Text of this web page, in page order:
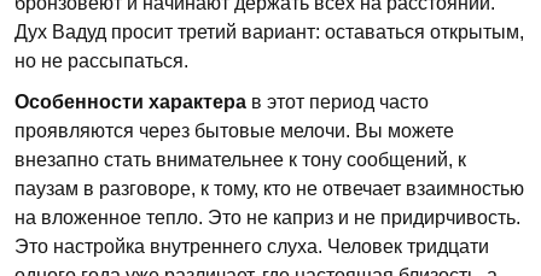
Дух Вадуд просит третий вариант: оставаться открытым,
но не рассыпаться.
Особенности характера в этот период часто
проявляются через бытовые мелочи. Вы можете
внезапно стать внимательнее к тону сообщений, к
паузам в разговоре, к тому, кто не отвечает взаимностью
на вложенное тепло. Это не каприз и не придирчивость.
Это настройка внутреннего слуха. Человек тридцати